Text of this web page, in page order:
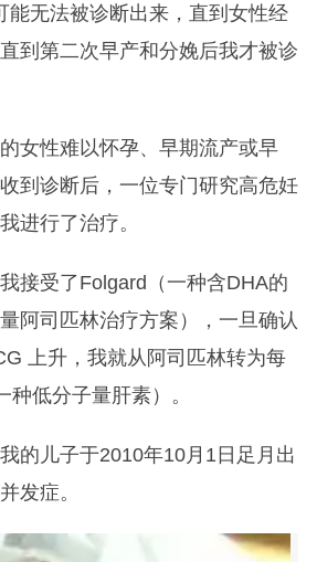
能无法被诊断出来，直到女性经
到第二次早产和分娩后我才被诊
女性难以怀孕、早期流产或早
到诊断后，一位专门研究高危妊
进行了治疗。
接受了Folgard（一种含DHA的
阿司匹林治疗方案），一旦确认
上升，我就从阿司匹林转为每
种低分子量肝素）。
的儿子于2010年10月1日足月出
发症。